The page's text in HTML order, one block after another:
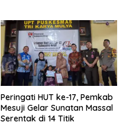
Peringati HUT ke-17, Pemkab
Mesuji Gelar Sunatan Massal
Serentak di 14 Titik